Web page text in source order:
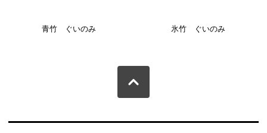
青竹 ぐいのみ 氷竹 ぐいのみ